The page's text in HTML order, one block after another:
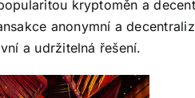
kryptoměn a
anonymní a
a udržitelná řešení.